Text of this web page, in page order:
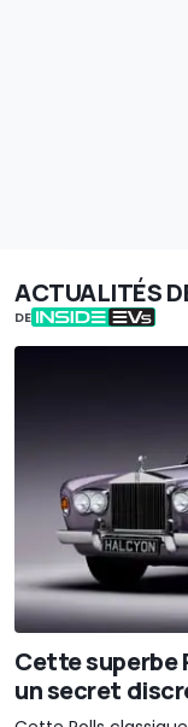
ACTUALITÉS
DE
Cette superbe
un secret